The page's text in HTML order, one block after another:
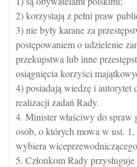
2) korzystają z pełni praw
3) nie były karane za
postępowaniem o udzielenie
przekupstwa lub inne
osiągnięcia korzyści
4) posiadają wiedzę i autorytet
realizacji zadań Rady.
4. Minister właściwy do spraw
osób, o których mowa w ust.
wybiera
5. Członkom Rady